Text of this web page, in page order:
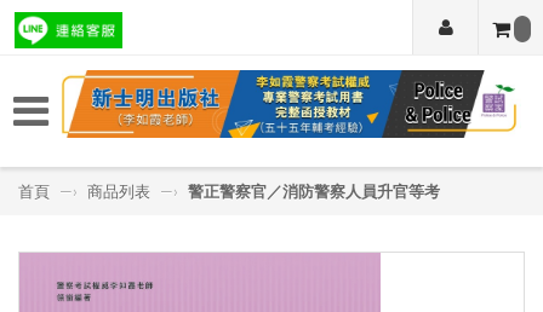
首頁 —› 商品列表 —› 警正警察官／消防警察人員升官等考